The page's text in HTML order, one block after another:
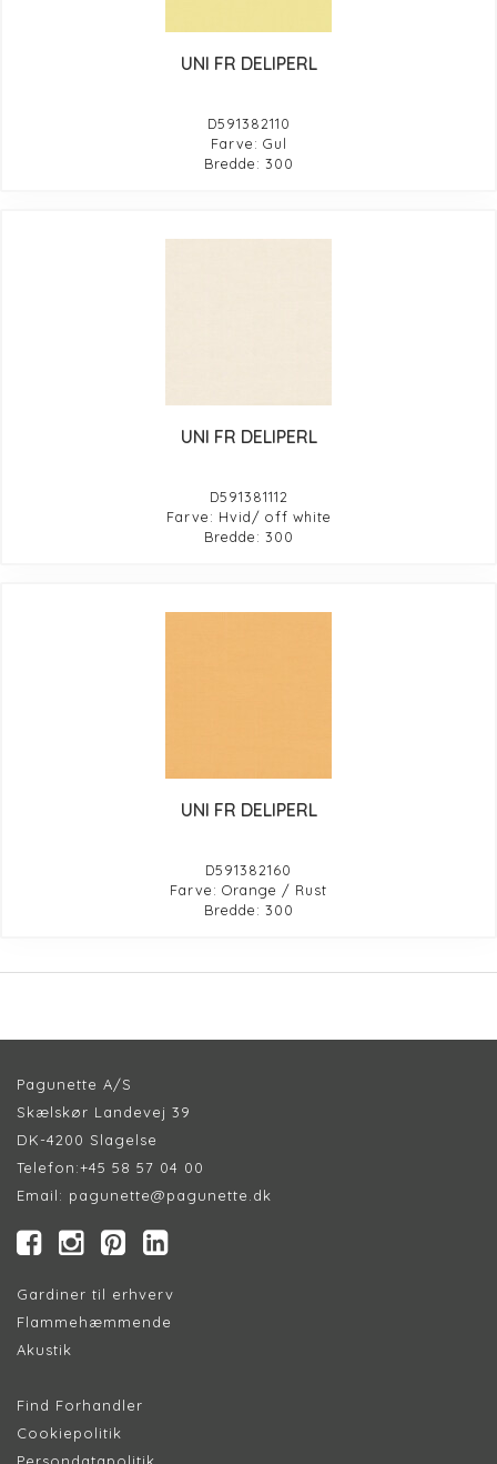
UNI FR DELIPERL
D591382110
Farve: Gul
Bredde: 300
UNI FR DELIPERL
D591381112
Farve: Hvid/ off white
Bredde: 300
UNI FR DELIPERL
D591382160
Farve: Orange / Rust
Bredde: 300
Pagunette A/S
Skælskør Landevej 39
DK-4200 Slagelse
Telefon:+45 58 57 04 00
Email: pagunette@pagunette.dk
Gardiner til erhverv
Flammehæmmende
Akustik
Find Forhandler
Cookiepolitik